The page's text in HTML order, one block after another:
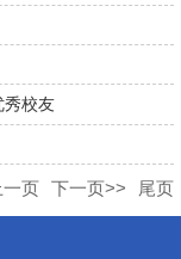
秀校友
页 下一页>> 尾页